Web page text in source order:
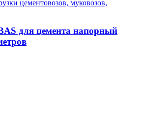
цементовозов, муковозов,
для цемента напорный